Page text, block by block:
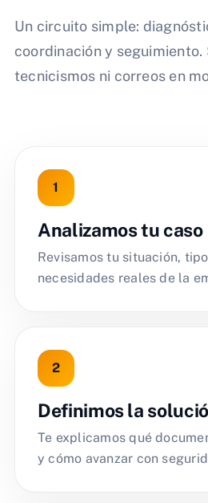
Un circuito simple:
coordinación y seguimiento.
tecnicismos ni correos en
Analizamos tu caso
Revisamos tu situación,
necesidades reales de la
Definimos la
Te explicamos qué
y cómo avanzar con